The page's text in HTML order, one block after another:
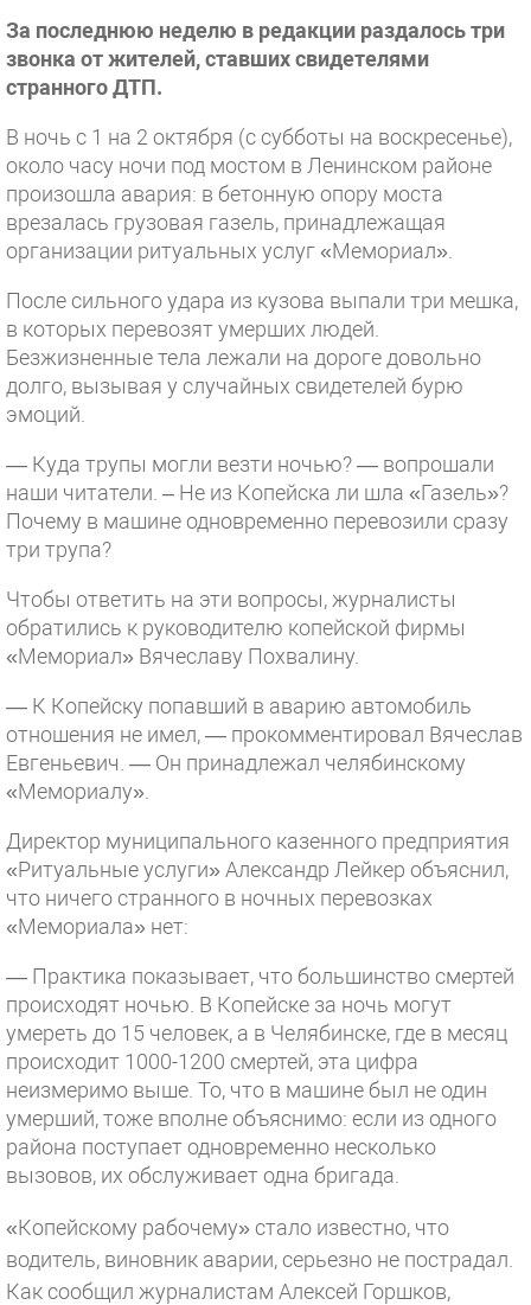
За последнюю неделю в редакции раздалось три
звонка от жителей, ставших свидетелями
странного ДТП.
В ночь с 1 на 2 октября (с субботы на воскресенье),
около часу ночи под мостом в Ленинском районе
произошла авария: в бетонную опору моста
врезалась грузовая газель, принадлежащая
организации ритуальных услуг «Мемориал».
После сильного удара из кузова выпали три мешка,
в которых перевозят умерших людей.
Безжизненные тела лежали на дороге довольно
долго, вызывая у случайных свидетелей бурю
эмоций.
— Куда трупы могли везти ночью? — вопрошали
наши читатели. – Не из Копейска ли шла «Газель»?
Почему в машине одновременно перевозили сразу
три трупа?
Чтобы ответить на эти вопросы, журналисты
обратились к руководителю копейской фирмы
«Мемориал» Вячеславу Похвалину.
— К Копейску попавший в аварию автомобиль
отношения не имел, — прокомментировал Вячеслав
Евгеньевич. — Он принадлежал челябинскому
«Мемориалу».
Директор муниципального казенного предприятия
«Ритуальные услуги» Александр Лейкер объяснил,
что ничего странного в ночных перевозках
«Мемориала» нет:
— Практика показывает, что большинство смертей
происходят ночью. В Копейске за ночь могут
умереть до 15 человек, а в Челябинске, где в месяц
происходит 1000-1200 смертей, эта цифра
неизмеримо выше. То, что в машине был не один
умерший, тоже вполне объяснимо: если из одного
района поступает одновременно несколько
вызовов, их обслуживает одна бригада.
«Копейскому рабочему» стало известно, что
водитель, виновник аварии, серьезно не пострадал.
Как сообщил журналистам Алексей Горшков,